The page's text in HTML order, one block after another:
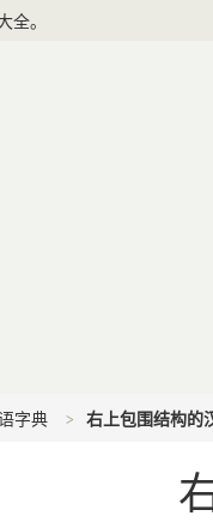
全。
字典 右上包围结构的